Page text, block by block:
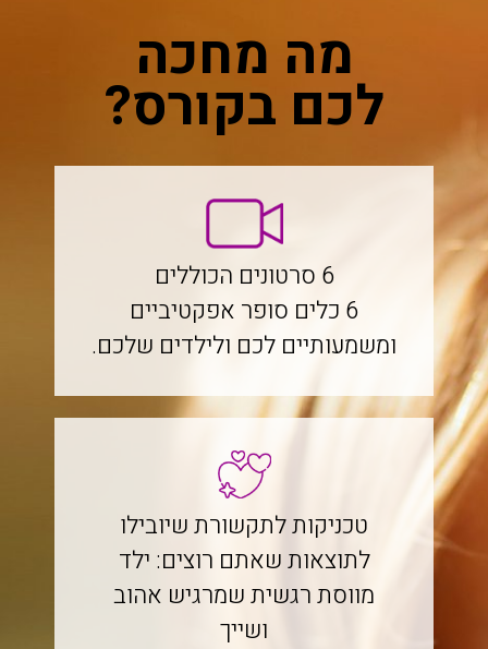
מה מחכה
לכם בקורס?
6 סרטונים הכוללים
6 כלים סופר אפקטיביים
ומשמעותיים לכם ולילדים שלכם.
טכניקות לתקשורת שיובילו
לתוצאות שאתם רוצים: ילד
מווסת רגשית שמרגיש אהוב
ושייך